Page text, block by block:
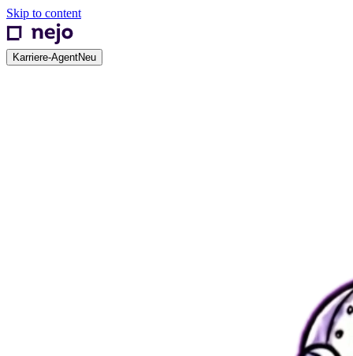
Skip to content
Karriere-AgentNeu